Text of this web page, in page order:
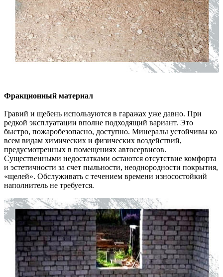
Фракционный материал
Гравий и щебень используются в гаражах уже давно. При
редкой эксплуатации вполне подходящий вариант. Это
быстро, пожаробезопасно, доступно. Минералы устойчивы ко
всем видам химических и физических воздействий,
предусмотренных в помещениях автосервисов.
Существенными недостатками остаются отсутствие комфорта
и эстетичности за счет пыльности, неоднородности покрытия,
«щелей». Обслуживать с течением времени износостойкий
наполнитель не требуется.